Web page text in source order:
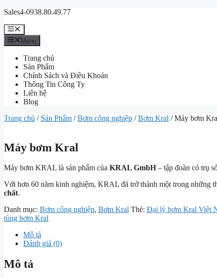
Chuyển
nội
dung
Sales4-0938.80.49.77
Menu
Menu
Trang chủ
Sản Phẩm
Chính Sách và Điều Khoản
Thông Tin Công Ty
Liên hệ
Blog
Trang chủ / Sản Phẩm /Bơm công nghiệp /Bơm Kral / Máy bơm
Máy bơm Kral
Máy bơm KRAL là sản phẩm của KRAL GmbH– tập đoàn có trụ
Với hơn 60 năm kinh nghiệm, KRAL đã trở thành một trong những
chất.
Danh mục: Bơm công nghiệp, Bơm Kral Thẻ: Đại lý bơm Kral Việt
tùng bơm Kral
Mô tả
Đánh giá (0)
Mô tả